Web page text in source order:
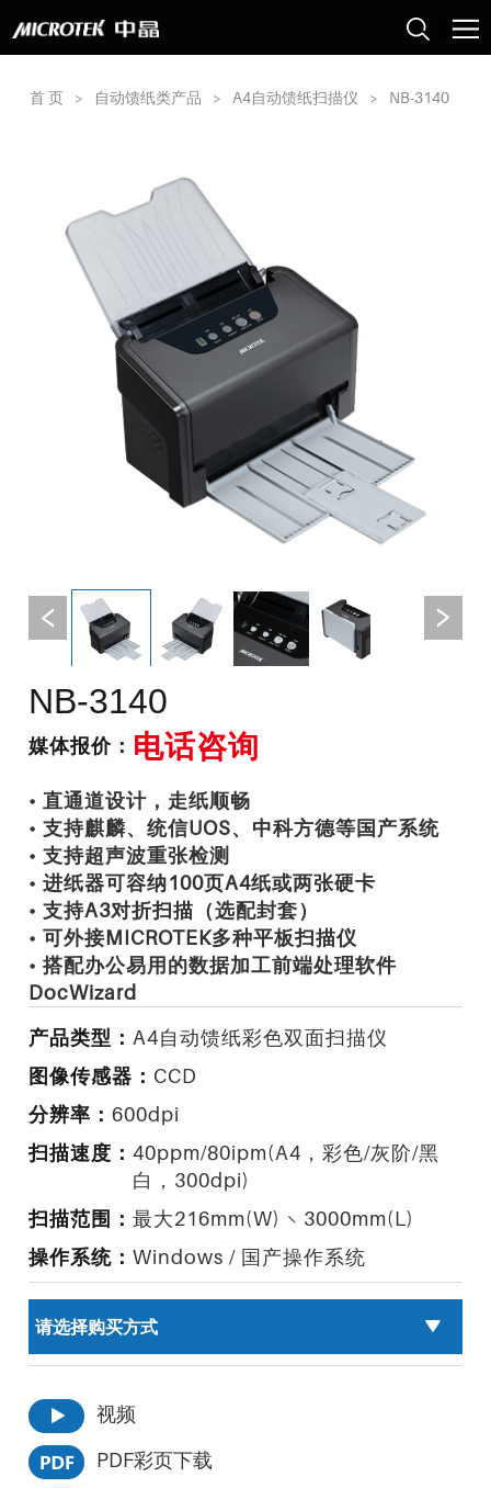
首 页 > 自动馈纸类产品 > A4自动馈纸扫描仪 > NB-3140
NB-3140
媒体报价： 电话咨询
• 直通道设计，走纸顺畅
• 支持麒麟、统信UOS、中科方德等国产系统
• 支持超声波重张检测
• 进纸器可容纳100页A4纸或两张硬卡
• 支持A3对折扫描（选配封套）
• 可外接MICROTEK多种平板扫描仪
• 搭配办公易用的数据加工前端处理软件
DocWizard
产品类型： A4自动馈纸彩色双面扫描仪
图像传感器：CCD
分辨率：600dpi
扫描速度：40ppm/80ipm(A4，彩色/灰阶/黑
白，300dpi)
扫描范围：最大216mm(W) × 3000mm(L)
操作系统：Windows / 国产操作系统
视频
PDF彩页下载